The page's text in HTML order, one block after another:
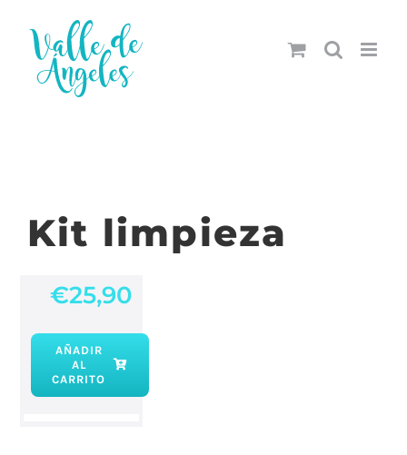
contenido
Kit limpieza
€25,90
limpieza
AÑADIR
AL
CARRITO